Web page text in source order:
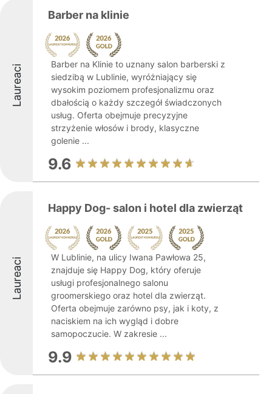
Laureaci
Barber na klinie
Barber na Klinie to uznany salon barberski z
siedzibą w Lublinie, wyróżniający się
wysokim poziomem profesjonalizmu oraz
dbałością o każdy szczegół świadczonych
usług. Oferta obejmuje precyzyjne
strzyżenie włosów i brody, klasyczne
golenie ...
9.6
Laureaci
Happy Dog- salon i hotel dla zwierząt
W Lublinie, na ulicy Iwana Pawłowa 25,
znajduje się Happy Dog, który oferuje
usługi profesjonalnego salonu
groomerskiego oraz hotel dla zwierząt.
Oferta obejmuje zarówno psy, jak i koty, z
naciskiem na ich wygląd i dobre
samopoczucie. W zakresie ...
9.9